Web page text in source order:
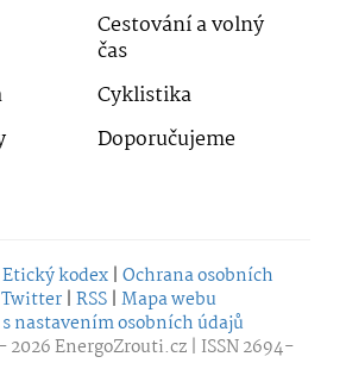
Cestování a volný
čas
Cyklistika
Doporučujeme
Etický kodex | Ochrana osobních
Twitter | RSS | Mapa webu
nastavením osobních údajů
2026EnergoZrouti.cz | ISSN 2694-